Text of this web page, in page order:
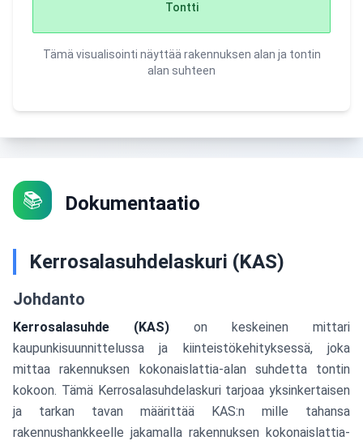
Tontti
Tämä visualisointi näyttää rakennuksen alan ja tontin
alan suhteen
📚 Dokumentaatio
Kerrosalasuhdelaskuri (KAS)
Johdanto
Kerrosalasuhde (KAS) on keskeinen mittari
kaupunkisuunnittelussa ja kiinteistökehityksessä, joka
mittaa rakennuksen kokonaislattia-alan suhdetta tontin
kokoon. Tämä Kerrosalasuhdelaskuri tarjoaa yksinkertaisen
ja tarkan tavan määrittää KAS:n mille tahansa
rakennushankkeelle jakamalla rakennuksen kokonaislattia-